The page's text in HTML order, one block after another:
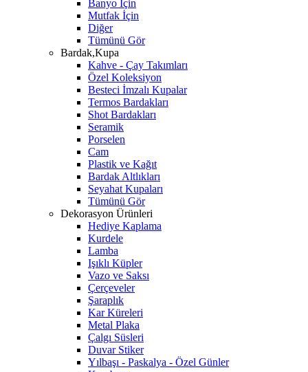
Banyo İçin
Mutfak İçin
Diğer
Tümünü Gör
Bardak,Kupa
Kahve - Çay Takımları
Özel Koleksiyon
Besteci İmzalı Kupalar
Termos Bardakları
Shot Bardakları
Seramik
Porselen
Cam
Plastik ve Kağıt
Bardak Altlıkları
Seyahat Kupaları
Tümünü Gör
Dekorasyon Ürünleri
Hediye Kaplama
Kurdele
Lamba
Işıklı Küpler
Vazo ve Saksı
Çerçeveler
Şaraplık
Kar Küreleri
Metal Plaka
Çalgı Süsleri
Duvar Stiker
Yılbaşı - Paskalya - Özel Günler